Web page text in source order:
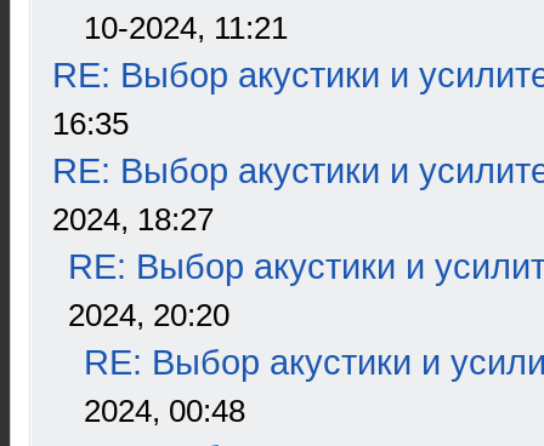
10-2024, 11:21
RE: Выбор акустики и
16:35
RE: Выбор акустики и
2024, 18:27
RE: Выбор акустики и
2024, 20:20
RE: Выбор акустики и
2024, 00:48